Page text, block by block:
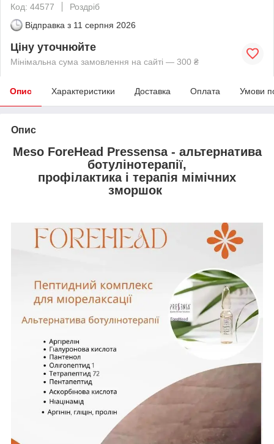
Код: 44577
Роздріб
Відправка з 11 серпня 2026
Ціну уточнюйте
Мінімальна сума замовлення на сайті — 300 ₴
Опис Характеристики Доставка Оплата Умови
Опис
Meso ForeHead Pressensa - альтернатива
ботулінотерапії,
профілактика і терапія мімічних
зморшок